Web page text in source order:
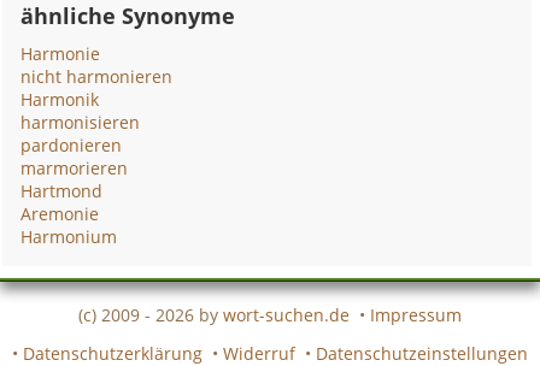
ähnliche Synonyme
Harmonie
nicht harmonieren
Harmonik
harmonisieren
pardonieren
marmorieren
Hartmond
Aremonie
Harmonium
(c) 2009 - 2026 by wort-suchen.de • Impressum
• Datenschutzerklärung • Widerruf • Datenschutzeinstellungen